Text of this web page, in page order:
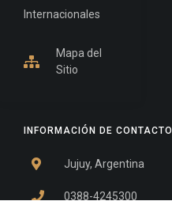
INFORMACIÓN DE CONTACTO
Jujuy, Argentina
0388-4245300
Internacionales
Mapa del
Sitio